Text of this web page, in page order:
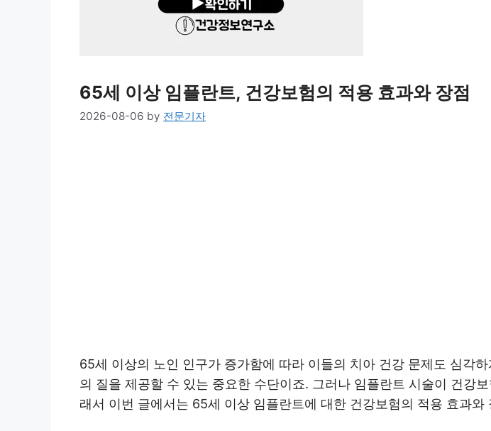
65세 이상 임플란트, 건강보험의 적용 효과와 장점
2026-08-06 by 전문기자
65세 이상의 노인 인구가 증가함에 따라 이들의 치아 건강 문제도 심각
의 질을 제공할 수 있는 중요한 수단이죠. 그러나 임플란트 시술이 건강
래서 이번 글에서는 65세 이상 임플란트에 대한 건강보험의 적용 효과